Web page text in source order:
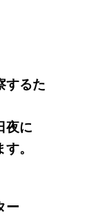
するた
夜に
。
ー